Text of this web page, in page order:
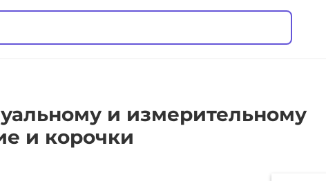
и измерительному
и корочки